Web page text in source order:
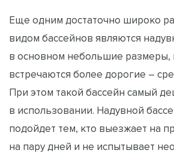
Еще одним достаточно широко
видом бассейнов являются
в основном небольшие размеры,
встречаются более дорогие –
При этом такой бассейн самый
в использовании. Надувной
подойдет тем, кто выезжает на
на пару дней и не испытывает